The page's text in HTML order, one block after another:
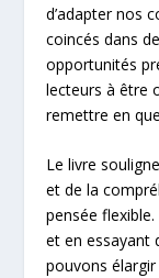
d’adapter nos
coincés dans
opportunités
lecteurs à être
remettre en
Le livre
et de la
pensée
et en essayant
pouvons